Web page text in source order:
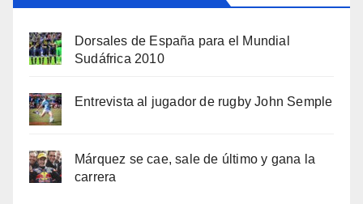
Dorsales de España para el Mundial
Sudáfrica 2010
Entrevista al jugador de rugby John Semple
Márquez se cae, sale de último y gana la
carrera